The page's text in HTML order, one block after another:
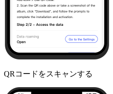
QRコードをスキャンする